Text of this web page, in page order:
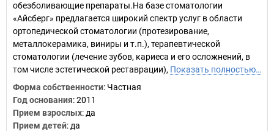
обезболивающие препараты.На базе стоматологии
«Айсберг» предлагается широкий спектр услуг в области
ортопедической стоматологии (протезирование,
металлокерамика, виниры и т.п.), терапевтической
стоматологии (лечение зубов, кариеса и его осложнений, в
том числе эстетической реставрации), Показать полностью…
Форма собственности: Частная
Год основания:2011
Прием взрослых: да
Прием детей: да